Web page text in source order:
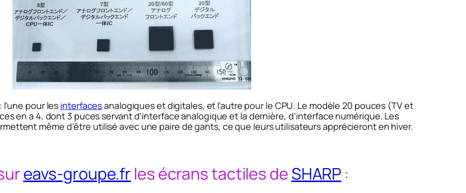
pour les interfacesanalogiques et digitales, et l’autre pour le CPU. Le modèle 20 pouces (TV et
en a 4, dont 3 puces servant d’interface analogique et la dernière, d’interface numérique. Les
même d’être utilisé avec une paire de gants, ce que leurs utilisateurs apprécieront en hiver.
eavs-groupe.fr les écrans tactiles deSHARP :